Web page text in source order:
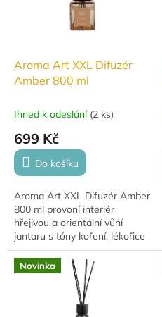
d
u
Aroma Art XXL Difuzér
Amber 800 ml
Ihned k odeslání (2 ks)
699 Kč
Do košíku
Aroma Art XXL Difuzér Amber
800 ml provoní interiér
hřejivou a orientální vůní
jantaru s tóny koření, lékořice
a medu. Elegantní čtyřhranný
flakon s dřevěným uzávěrem
se stane...
Novinka